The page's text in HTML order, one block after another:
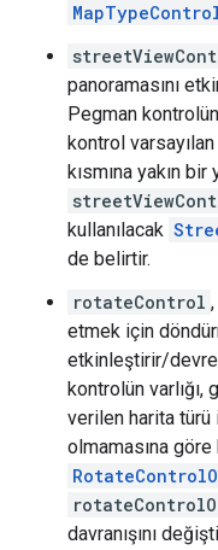
panoramasını
Pegman
kontrol
kısmına yakın bir
kullanılacak
de belirtir.
rotateControl
etmek için
etkinleştirir/devre
kontrolün varlığı,
verilen harita
olmamasına
davranışını